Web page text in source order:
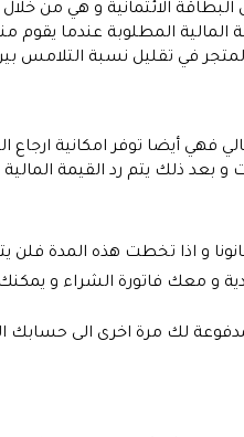
الائتمانية و هي من
المالية المطلوبة عندما
في تقليل نسبة التلامس بين
فهي أيضا توفر امكانية
بعد ذلك يتم رد القيمة المالية
و اذا تخطت هذه المدة فلن
و معك فاتورة الشراء و يمكنك
لك مرة اخرى الى حسابك